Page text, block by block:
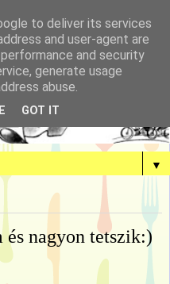
▼
és nagyon tetszik:)
to deliver its services
and user-agent are
and security
generate usage
abuse.
GOT IT